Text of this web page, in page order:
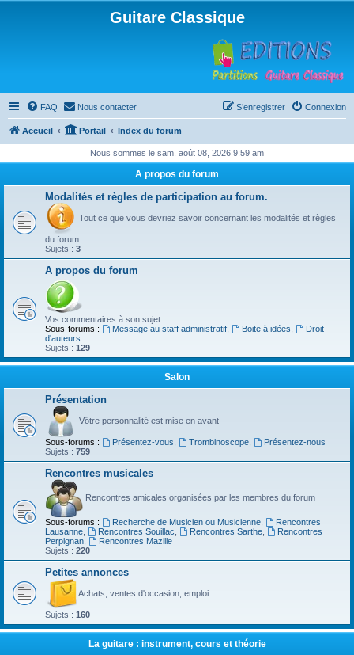
Guitare Classique
FAQ Nous contacter Connexion
S’enregistrer
Accueil Portail Index du forum
Nous sommes le sam. août 08, 2026 9:59 am
A propos du forum
Modalités et règles de participation au forum.
Tout ce que vous devriez savoir concernant les modalités et règles
du forum.
Sujets : 3
A propos du forum
Vos commentaires à son sujet
Sous-forums :
Message au staff administratif, Boite à idées
Droit
d'auteurs
Sujets : 129
Salon
Présentation
Vôtre personnalité est mise en avant
Sous-forums : Présentez-vous Trombinoscope,
Présentez-nous
Sujets : 759
Rencontres musicales
Rencontres amicales organisées par les membres du forum
Sous-forums : Recherche de Musicien ou Musicienne,
Rencontres
Lausanne
Rencontres Souillac Rencontres Sarthe,
Rencontres
Perpignan
Rencontres Mazille
Sujets : 220
Petites annonces
Achats, ventes d'occasion, emploi.
Sujets : 160
La guitare : instrument, cours et théorie